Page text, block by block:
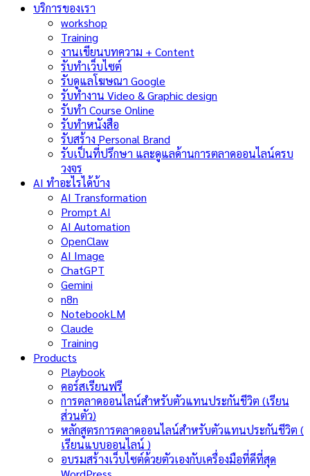
บริการของเรา
workshop
Training
งานเขียนบทความ + Content
รับทำเว็บไซต์
รับดูแลโฆษณา Google
รับทำงาน Video & Graphic design
รับทำ Course Online
รับทำหนังสือ
รับสร้าง Personal Brand
รับเป็นที่ปรึกษา และดูแลด้านการตลาดออนไลน์ครบ
วงจร
AI ทำอะไรได้บ้าง
AI Transformation
Prompt AI
AI Automation
OpenClaw
AI Image
ChatGPT
Gemini
n8n
NotebookLM
Claude
Training
Products
Playbook
คอร์สเรียนฟรี
การตลาดออนไลน์สำหรับตัวแทนประกันชีวิต (เรียน
ส่วนตัว)
หลักสูตรการตลาดออนไลน์สำหรับตัวแทนประกันชีวิต (
เรียนแบบออนไลน์ )
อบรมสร้างเว็บไซต์ด้วยตัวเองกับเครื่องมือที่ดีที่สุด